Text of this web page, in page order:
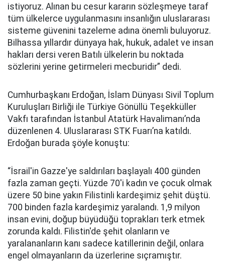
istiyoruz. Alınan bu cesur kararın sözleşmeye taraf
tüm ülkelerce uygulanmasını insanlığın uluslararası
sisteme güvenini tazeleme adına önemli buluyoruz.
Bilhassa yıllardır dünyaya hak, hukuk, adalet ve insan
hakları dersi veren Batılı ülkelerin bu noktada
sözlerini yerine getirmeleri mecburidir” dedi.
Cumhurbaşkanı Erdoğan, İslam Dünyası Sivil Toplum
Kuruluşları Birliği ile Türkiye Gönüllü Teşekküller
Vakfı tarafından İstanbul Atatürk Havalimanı’nda
düzenlenen 4. Uluslararası STK Fuarı’na katıldı.
Erdoğan burada şöyle konuştu:
“İsrail'in Gazze'ye saldırıları başlayalı 400 günden
fazla zaman geçti. Yüzde 70'i kadın ve çocuk olmak
üzere 50 bine yakın Filistinli kardeşimiz şehit düştü.
700 binden fazla kardeşimiz yaralandı. 1,9 milyon
insan evini, doğup büyüdüğü toprakları terk etmek
zorunda kaldı. Filistin'de şehit olanların ve
yaralananların kanı sadece katillerinin değil, onlara
engel olmayanların da üzerlerine sıçramıştır.